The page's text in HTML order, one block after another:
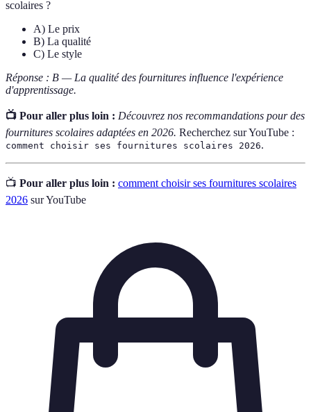
scolaires ?
A) Le prix
B) La qualité
C) Le style
Réponse : B — La qualité des fournitures influence l'expérience
d'apprentissage.
📺 Pour aller plus loin : Découvrez nos recommandations pour des
fournitures scolaires adaptées en 2026. Recherchez sur YouTube :
comment choisir ses fournitures scolaires 2026.
📺 Pour aller plus loin : comment choisir ses fournitures scolaires
2026 sur YouTube